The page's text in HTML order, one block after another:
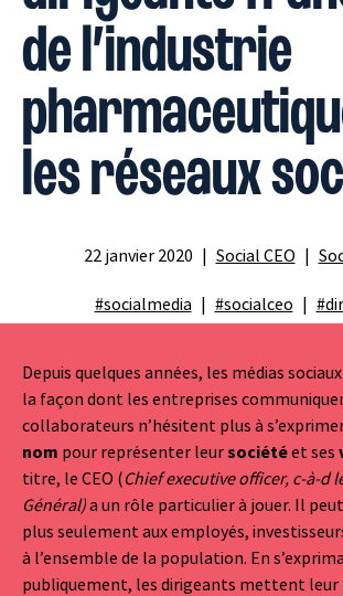
de l’industrie
les réseaux
22 janvier 2020 Social CEO
#socialmedia #socialceo
Depuis quelques années, les médias
la façon dont les entreprises
collaborateurs n’hésitent plus à
nom pour représenter leursociétéet ses
titre, le CEO (Chief executive officer, c-à-d
Général)a un rôle particulier à jouer. Il peut
plus seulement aux employés,
à l’ensemble de la population. En
publiquement, les dirigeants mettent leur